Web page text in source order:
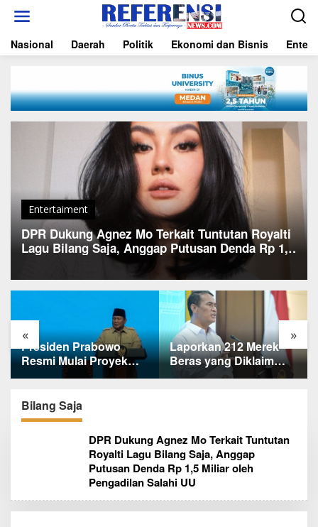
t
Nasional Daerah Politik Ekonomi dan Bisnis
Entertaiment
DPR Dukung Agnez Mo Terkait Tuntutan Royalti
Lagu Bilang Saja, Anggap Putusan Denda Rp 1,5
Miliar oleh Pengadilan Salahi UU
« »
Laporkan 212 Merek
Beras yang Diklaim
Telepon Kapolri dan
Jaksa Agung
Terungkap,
Alasan Basarnas
Evakuasi Juliana
Bilang Saja
DPR Dukung Agnez Mo Terkait Tuntutan
Royalti Lagu Bilang Saja, Anggap
Putusan Denda Rp 1,5 Miliar oleh
Pengadilan Salahi UU